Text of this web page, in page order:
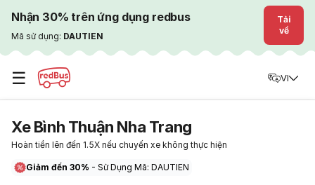
Nhận 30% trên ứng dụng redbus
Mã sử dụng: DAUTIEN
Tải
về
☰ VI
Xe Bình Thuận Nha Trang
Hoàn tiền lên đến 1.5X nếu chuyến xe không thực hiện
Giảm đến 30% - Sử Dụng Mã: DAUTIEN